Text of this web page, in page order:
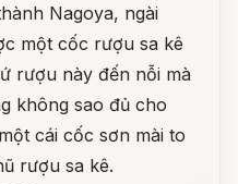
Nagoya, ngài
một cốc rượu sa kê
rượu này đến nỗi mà
không sao đủ cho
cái cốc sơn mài to
rượu sa kê.